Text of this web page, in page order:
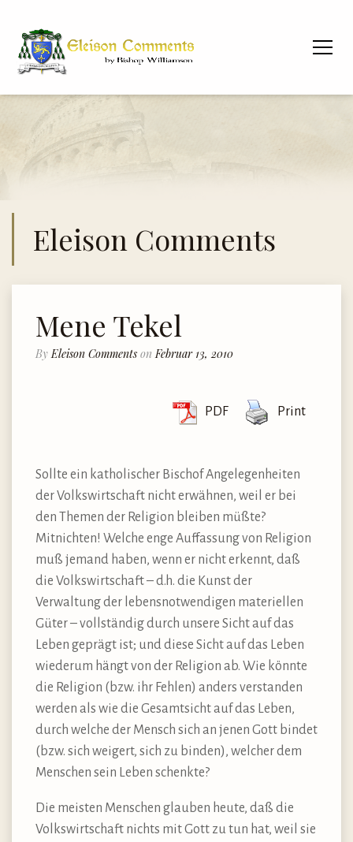
Eleison Comments
Mene Tekel
By Eleison Comments on Februar 13, 2010
PDF Print
Sollte ein katholischer Bischof Angelegenheiten
der Volkswirtschaft nicht erwähnen, weil er bei
den Themen der Religion bleiben müßte?
Mitnichten! Welche enge Auffassung von Religion
muß jemand haben, wenn er nicht erkennt, daß
die Volkswirtschaft – d.h. die Kunst der
Verwaltung der lebensnotwendigen materiellen
Güter – vollständig durch unsere Sicht auf das
Leben geprägt ist; und diese Sicht auf das Leben
wiederum hängt von der Religion ab. Wie könnte
die Religion (bzw. ihr Fehlen) anders verstanden
werden als wie die Gesamtsicht auf das Leben,
durch welche der Mensch sich an jenen Gott bindet
(bzw. sich weigert, sich zu binden), welcher dem
Menschen sein Leben schenkte?
Die meisten Menschen glauben heute, daß die
Volkswirtschaft nichts mit Gott zu tun hat, weil sie